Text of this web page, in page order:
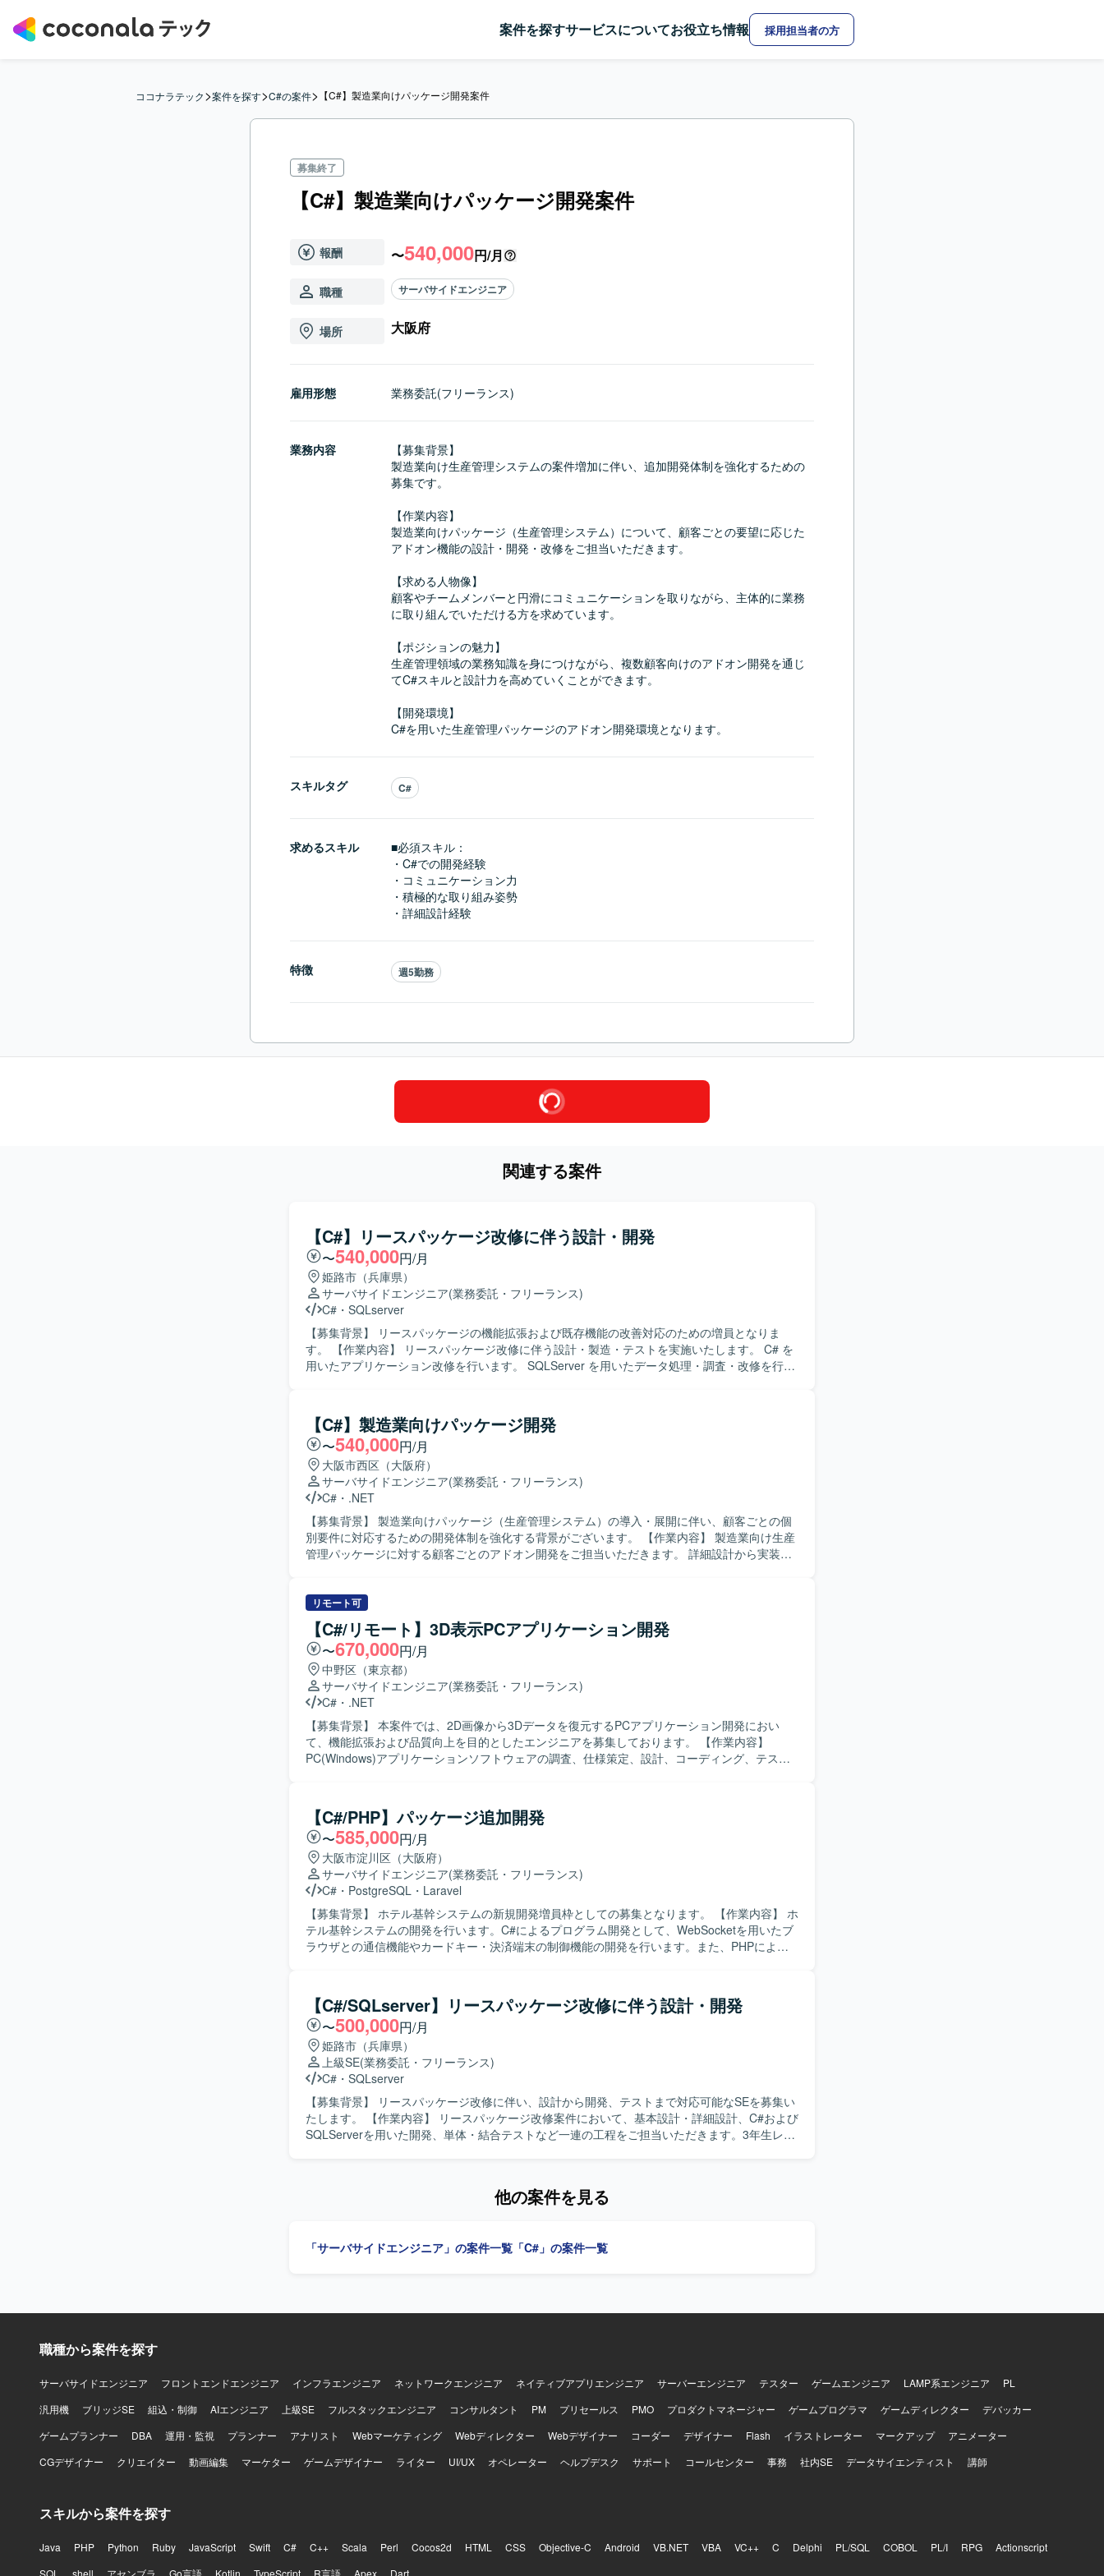
案件を探すサービスについてお役立ち情報 採用担当者の方
ココナラテック>案件を探す>C#の案件> 【C#】製造業向けパッケージ開発案件
募集終了
【C#】製造業向けパッケージ開発案件
報酬 〜540,000円/月
職種 サーバサイドエンジニア
場所 大阪府
雇用形態 業務委託(フリーランス)
業務内容
【募集背景】
製造業向け生産管理システムの案件増加に伴い、追加開発体制を強化するための
募集です。
【作業内容】
製造業向けパッケージ（生産管理システム）について、顧客ごとの要望に応じた
アドオン機能の設計・開発・改修をご担当いただきます。
【求める人物像】
顧客やチームメンバーと円滑にコミュニケーションを取りながら、主体的に業務
に取り組んでいただける方を求めています。
【ポジションの魅力】
生産管理領域の業務知識を身につけながら、複数顧客向けのアドオン開発を通じ
てC#スキルと設計力を高めていくことができます。
【開発環境】
C#を用いた生産管理パッケージのアドオン開発環境となります。
スキルタグ C#
求めるスキル
■必須スキル：
・C#での開発経験
・コミュニケーション力
・積極的な取り組み姿勢
・詳細設計経験
特徴 週5勤務
関連する案件
【C#】リースパッケージ改修に伴う設計・開発
〜540,000円/月
姫路市（兵庫県）
サーバサイドエンジニア(業務委託・フリーランス)
C# ・ SQLserver
【募集背景】 リースパッケージの機能拡張および既存機能の改善対応のための増員となりま
す。 【作業内容】 リースパッケージ改修に伴う設計・製造・テストを実施いたします。 C# を
用いたアプリケーション改修を行います。 SQLServer を用いたデータ処理・調査・改修を行い
す。 関係者と円滑にコミュニケーションを取りながら開発を進められる方を歓迎いたします。
【ポジションの魅力】 業務パッケージの改修を通じて、アプリケーションとデータベース双方
のスキルを磨くことができます。 仕様調整や課題対応にも関わることで、上流工程の経験を積
むことができます。 【開発環境】 C# および SQLServer を用いたアプリケーション開発環境と
なります。
【C#】製造業向けパッケージ開発
〜540,000円/月
大阪市西区（大阪府）
サーバサイドエンジニア(業務委託・フリーランス)
C# ・ .NET
【募集背景】 製造業向けパッケージ（生産管理システム）の導入・展開に伴い、顧客ごとの個
別要件に対応するための開発体制を強化する背景がございます。 【作業内容】 製造業向け生産
管理パッケージに対する顧客ごとのアドオン開発をご担当いただきます。 詳細設計から実装、
人物像】 自ら主体的に業務に取り組み、周囲とコミュニケーションを取りながら開発を進めて
いただける方を求めております。 要件や仕様の変化にも柔軟に対応し、品質と納期のバランス
を意識して開発できる方が望ましいです。 【ポジションの魅力】 製造業向け生産管理システム
に関する業務知識を身につけながら、顧客ごとの個別要件に対応する開発経験を積むことがで
きます。 パッケージ製品の拡張開発を通じて、既存資産を活かした設計・実装スキルを高める
ことができる環境です。 【開発環境】 C#を中心とした環境で、生産管理系パッケージのアドオ
ン開発を行っていただきます。
リモート可
【C#/リモート】3D表示PCアプリケーション開発
〜670,000円/月
中野区（東京都）
サーバサイドエンジニア(業務委託・フリーランス)
C# ・ .NET
【募集背景】 本案件では、2D画像から3Dデータを復元するPCアプリケーション開発におい
て、機能拡張および品質向上を目的としたエンジニアを募集しております。 【作業内容】
PC(Windows)アプリケーションソフトウェアの調査、仕様策定、設計、コーディング、テスト
て提供されており、それらを用いて3D表示を行う実装を担当して頂きます。 【求める人物像】
チームの一員として積極的にアイデアや問題を共有し、周囲と連携しながら主体的に開発を進
めて頂ける方を求めております。新しい技術や3D表現に興味を持ち、自ら学びながら改善提案
ができる方が望ましいです。 【ポジションの魅力】 2D画像から3Dデータを復元するという専
門性の高い領域に携わることができ、3D表示やメッシュ化などの技術要素を実務を通じて深め
て頂けます。提供ライブラリを活用しつつ、GUIや表示周りの設計・実装を主体的に行うこと
で、アプリケーション開発スキルと3D関連の知見を同時に磨ける環境です。 【開発環境】 開発
言語はC#.netを使用し、開発環境はVisualStudioを利用致します。
【C#/PHP】パッケージ追加開発
〜585,000円/月
大阪市淀川区（大阪府）
サーバサイドエンジニア(業務委託・フリーランス)
C# ・ PostgreSQL ・ Laravel
【募集背景】 ホテル基幹システムの新規開発増員枠としての募集となります。 【作業内容】 ホ
テル基幹システムの開発を行います。C#によるプログラム開発として、WebSocketを用いたブ
ラウザとの通信機能やカードキー・決済端末の制御機能の開発を行います。また、PHPによる
す。 【ポジションの魅力】 ホテル基幹システムの中核となる機能開発に携わることができ、多
様な要件追加を通じてC#およびPHPでの開発経験を幅広く積むことができます。 【開発環境】
C#, PHP, WebSocket, Laravel, Vue3, PostgreSQL
【C#/SQLserver】リースパッケージ改修に伴う設計・開発
〜500,000円/月
姫路市（兵庫県）
上級SE(業務委託・フリーランス)
C# ・ SQLserver
【募集背景】 リースパッケージ改修に伴い、設計から開発、テストまで対応可能なSEを募集い
たします。 【作業内容】 リースパッケージ改修案件において、基本設計・詳細設計、C#および
SQLServerを用いた開発、単体・結合テストなど一連の工程をご担当いただきます。3年生レベ
したリースパッケージシステムの開発環境となります。
他の案件を見る
「サーバサイドエンジニア」の案件一覧 「C#」の案件一覧
職種から案件を探す
サーバサイドエンジニア フロントエンドエンジニア インフラエンジニア ネットワークエンジニア ネイティブアプリエンジニア サーバーエンジニア テスター ゲームエンジニア LAMP系エンジニア
PL
汎用機
ブリッジSE 組込・制御 AIエンジニア 上級SE フルスタックエンジニア コンサルタント PM プリセールス PMO プロダクトマネージャー ゲームプログラマ ゲームディレクター
デバッカー
ゲームプランナー
DBA 運用・監視 プランナー アナリスト Webマーケティング Webディレクター Webデザイナー コーダー デザイナー Flash イラストレーター マークアップ
アニメーター
CGデザイナー
クリエイター 動画編集 マーケター ゲームデザイナー ライター UI/UX オペレーター ヘルプデスク サポート コールセンター 事務 社内SE データサイエンティスト 講師
スキルから案件を探す
Java PHP Python Ruby JavaScript Swift C# C++ Scala Perl Cocos2d HTML CSS Objective-C Android VB.NET VBA VC++ C Delphi PL/SQL COBOL PL/I RPG
Actionscript
SQL
shell アセンブラ Go言語 Kotlin TypeScript R言語 Apex Dart